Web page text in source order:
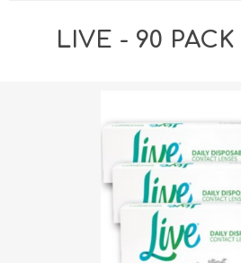
LIVE - 90 PACK